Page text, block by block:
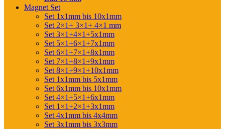
Magnet Set
Set 1x1mm bis 10x1mm
Set 2×1+ 3×1+ 4×1 mm
Set 3×1+4×1+5x1mm
Set 5×1+6×1+7x1mm
Set 6×1+7×1+8x1mm
Set 7×1+8×1+9x1mm
Set 8×1+9×1+10x1mm
Set 1x1mm bis 5x1mm
Set 6x1mm bis 10x1mm
Set 4×1+5×1+6x1mm
Set 1×1+2×1+3x1mm
Set 4x1mm bis 4x4mm
Set 3x1mm bis 3x3mm